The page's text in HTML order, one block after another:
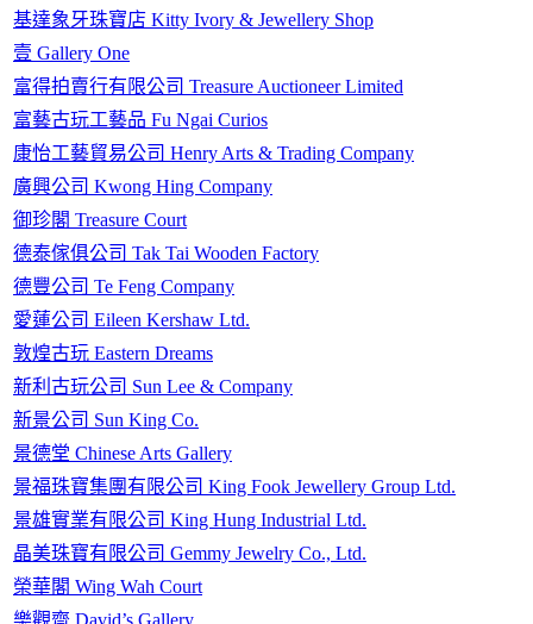
基達象牙珠寶店 Kitty Ivory & Jewellery Shop
壹 Gallery One
富得拍賣行有限公司 Treasure Auctioneer Limited
富藝古玩工藝品 Fu Ngai Curios
康怡工藝貿易公司 Henry Arts & Trading Company
廣興公司 Kwong Hing Company
御珍閣 Treasure Court
德泰傢俱公司 Tak Tai Wooden Factory
德豐公司 Te Feng Company
愛蓮公司 Eileen Kershaw Ltd.
敦煌古玩 Eastern Dreams
新利古玩公司 Sun Lee & Company
新景公司 Sun King Co.
景德堂 Chinese Arts Gallery
景福珠寶集團有限公司 King Fook Jewellery Group Ltd.
景雄實業有限公司 King Hung Industrial Ltd.
晶美珠寶有限公司 Gemmy Jewelry Co., Ltd.
榮華閣 Wing Wah Court